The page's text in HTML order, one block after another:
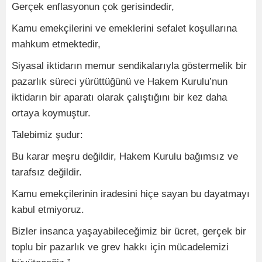
Gerçek enflasyonun çok gerisindedir,
Kamu emekçilerini ve emeklerini sefalet koşullarına
mahkum etmektedir,
Siyasal iktidarın memur sendikalarıyla göstermelik bir
pazarlık süreci yürüttüğünü ve Hakem Kurulu’nun
iktidarın bir aparatı olarak çalıştığını bir kez daha
ortaya koymuştur.
Talebimiz şudur:
Bu karar meşru değildir, Hakem Kurulu bağımsız ve
tarafsız değildir.
Kamu emekçilerinin iradesini hiçe sayan bu dayatmayı
kabul etmiyoruz.
Bizler insanca yaşayabileceğimiz bir ücret, gerçek bir
toplu bir pazarlık ve grev hakkı için mücadelemizi